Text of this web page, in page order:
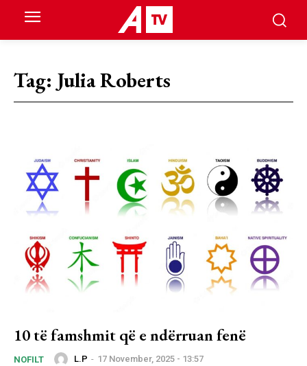
Tag: Julia Roberts
10 të famshmit që e ndërruan fenë
NOFILT L.P - 17 November, 2025 - 13:57